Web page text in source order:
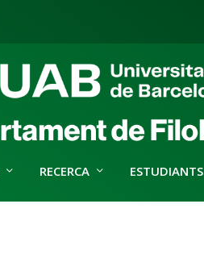
RECERCA ESTUDIANTS